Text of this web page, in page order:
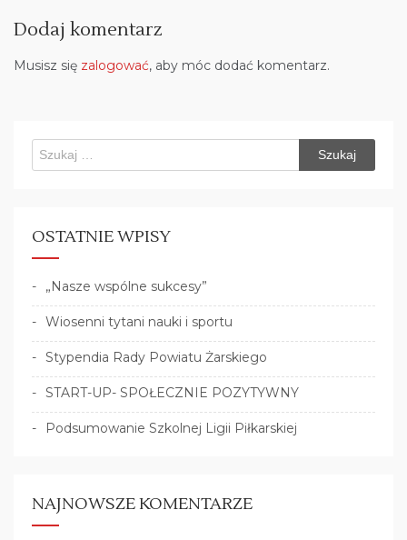
Dodaj komentarz
Musisz się zalogować, aby móc dodać komentarz.
Szukaj:
OSTATNIE WPISY
„Nasze wspólne sukcesy”
Wiosenni tytani nauki i sportu
Stypendia Rady Powiatu Żarskiego
START-UP- SPOŁECZNIE POZYTYWNY
Podsumowanie Szkolnej Ligii Piłkarskiej
NAJNOWSZE KOMENTARZE